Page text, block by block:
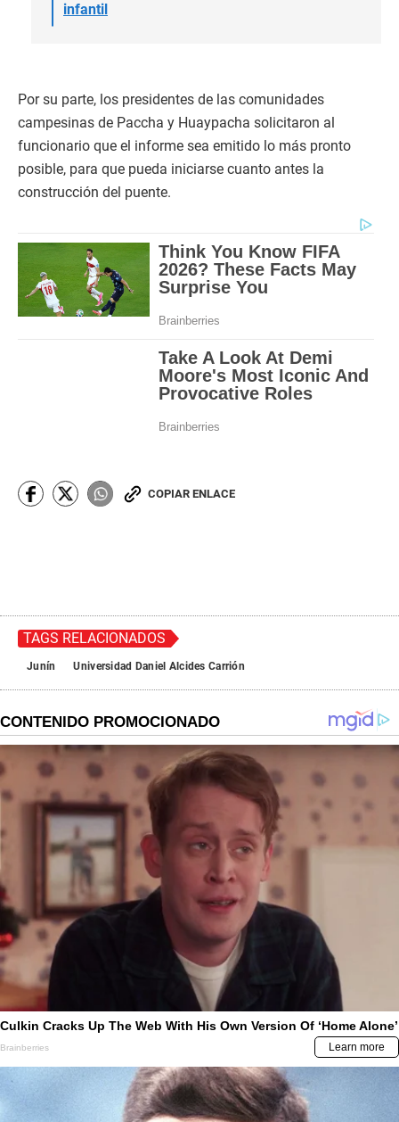
infantil
Por su parte, los presidentes de las comunidades
campesinas de Paccha y Huaypacha solicitaron al
funcionario que el informe sea emitido lo más pronto
posible, para que pueda iniciarse cuanto antes la
construcción del puente.
COPIAR ENLACE
TAGS RELACIONADOS
Junín Universidad Daniel Alcides Carrión